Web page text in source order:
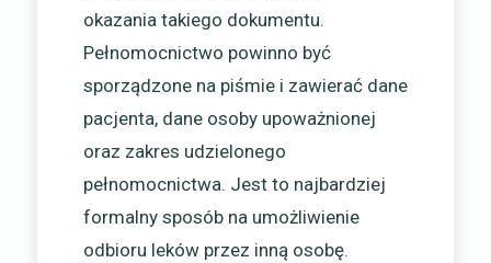
okazania takiego dokumentu.
Pełnomocnictwo powinno być
sporządzone na piśmie i zawierać dane
pacjenta, dane osoby upoważnionej
oraz zakres udzielonego
pełnomocnictwa. Jest to najbardziej
formalny sposób na umożliwienie
odbioru leków przez inną osobę.